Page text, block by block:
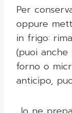
Per
oppure
in frigo:
(puoi anche
forno o
anticipo,